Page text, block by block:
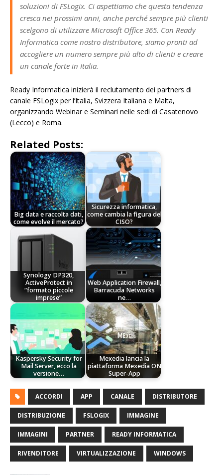
soluzioni di FSLogix. Ci aspettiamo che questa tendenza
cresca nei prossimi anni, anche perché sempre più clienti
scelgono di utilizzare Microsoft Office 365. Con Ready
Informatica come nostro distributore, siamo pronti ad
accogliere un numero sempre più alto di clienti e creare
un canale forte in Italia.
Ready Informatica inizierà il reclutamento dei partners di
canale FSLogix per l’Italia, Svizzera Italiana e Malta,
organizzando Webinar e Seminari nelle sedi di Casatenovo
(Lecco) e Roma.
Related Posts:
Big data e raccolta dati,
come evolve il mercato?
Sicurezza informatica,
come cambia la figura del
CISO?
Synology DP320,
ActiveProtect in
“formato piccole
imprese”
Web Application Firewall,
Barracuda Networks
ne…
Kaspersky Security for
Mail Server, ecco la
versione…
Mexedia lancia la
piattaforma Mexedia ON
Super-App
ACCORDI APP CANALE DISTRIBUTORE
DISTRIBUZIONE FSLOGIX IMMAGINE
IMMAGINI PARTNER READY INFORMATICA
RIVENDITORE VIRTUALIZZAZIONE WINDOWS